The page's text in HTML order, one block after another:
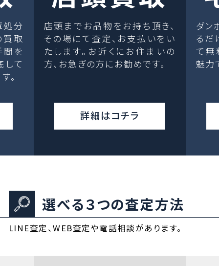
処分
取
間を
して
。
店頭までお品物をお持ち頂き、
その場にて査定、お支払いをい
たします。お近くにお住まいの
方、お急ぎの方にお勧めです。
詳細はコチラ
ダン
るだ
て無
魅力
選べる３つの査定方法
LINE査定、WEB査定や電話相談があります。